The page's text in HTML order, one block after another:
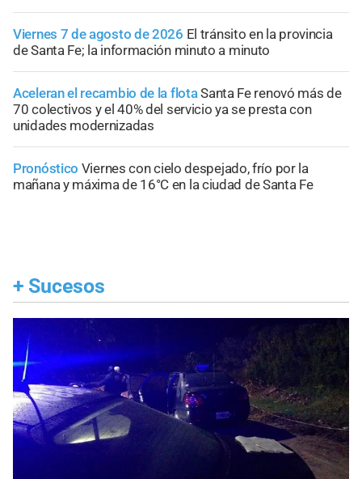
Viernes 7 de agosto de 2026 El tránsito en la provincia
de Santa Fe; la información minuto a minuto
Aceleran el recambio de la flotaSanta Fe renovó más de
70 colectivos y el 40% del servicio ya se presta con
unidades modernizadas
Pronóstico Viernes con cielo despejado, frío por la
mañana y máxima de 16°C en la ciudad de Santa Fe
+ Sucesos